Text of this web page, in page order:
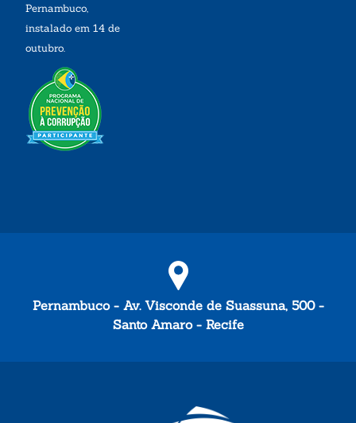
Pernambuco,
instalado em 14 de
outubro.
Pernambuco - Av. Visconde de Suassuna, 500 -
Santo Amaro - Recife